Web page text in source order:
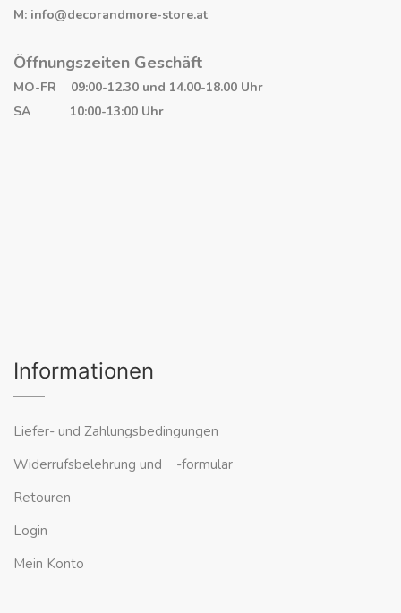
M: info@decorandmore-store.at
Öffnungszeiten Geschäft
MO-FR 09:00-12.30 und 14.00-18.00 Uhr
SA 10:00-13:00 Uhr
Informationen
Liefer- und Zahlungsbedingungen
Widerrufsbelehrung und -formular
Retouren
Login
Mein Konto